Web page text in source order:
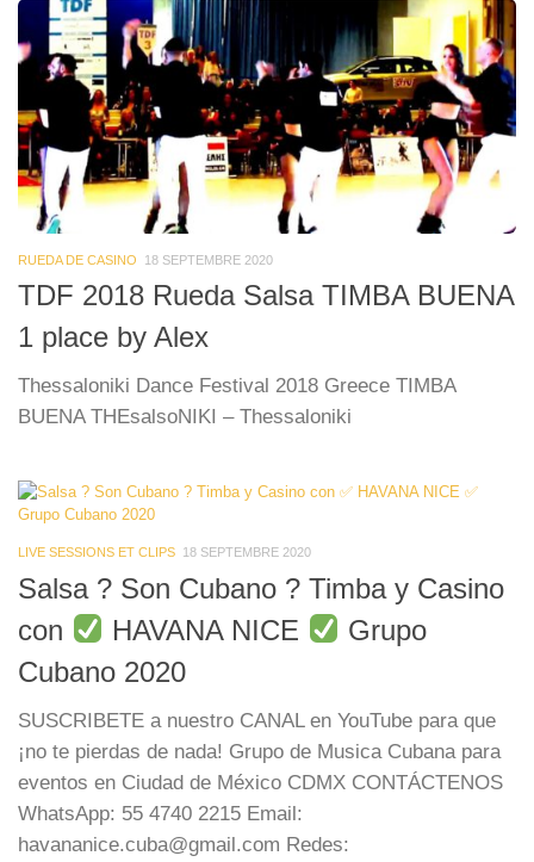
RUEDA DE CASINO 18 SEPTEMBRE 2020
TDF 2018 Rueda Salsa TIMBA BUENA
1 place by Alex
Thessaloniki Dance Festival 2018 Greece TIMBA
BUENA THEsalsoNIKI – Thessaloniki
LIVE SESSIONS ET CLIPS 18 SEPTEMBRE 2020
Salsa ? Son Cubano ? Timba y Casino
con
HAVANA NICE
Grupo
Cubano 2020
SUSCRIBETE a nuestro CANAL en YouTube para que
¡no te pierdas de nada! Grupo de Musica Cubana para
eventos en Ciudad de México CDMX CONTÁCTENOS
WhatsApp: 55 4740 2215 Email:
havananice.cuba@gmail.com Redes: